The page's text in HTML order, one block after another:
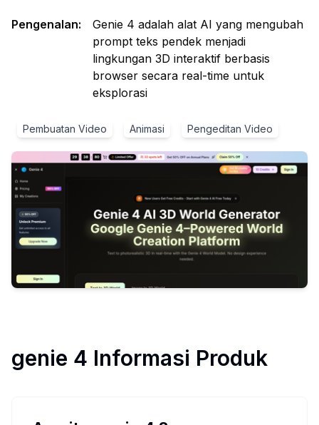
Pengenalan:
Genie 4 adalah alat AI yang mengubah
prompt teks pendek menjadi
lingkungan 3D interaktif berbasis
browser secara real-time untuk
eksplorasi
Pembuatan Video Animasi Pengeditan Video
genie 4 Informasi Produk